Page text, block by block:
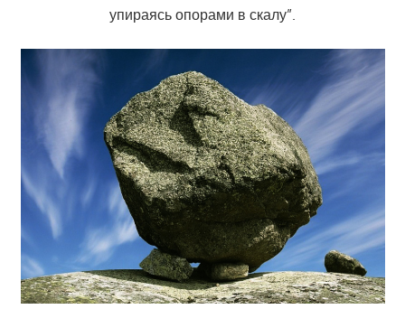
упираясь опорами в скалу”.